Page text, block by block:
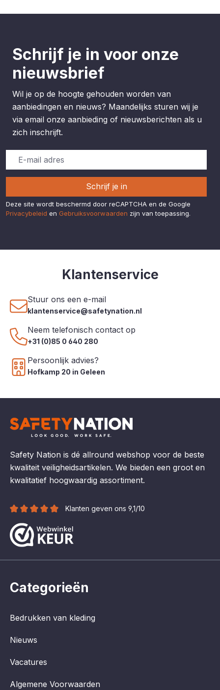
Schrijf je in voor onze
nieuwsbrief
Wil je op de hoogte gehouden worden van
aanbiedingen en nieuws? Maandelijks sturen wij je
via email onze aanbieding of nieuwsberichten als u
zich inschrijft.
Schrijf je in
Deze site wordt beschermd door reCAPTCHA en de Google
Privacybeleid en Gebruiksvoorwaarden zijn van toepassing.
Klantenservice
Stuur ons een e-mail
klantenservice@safetynation.nl
Neem telefonisch contact op
+31 (0)85 0 640 280
Persoonlijk advies?
Hofkamp 20 in Geleen
Safety Nation is dé allround webshop voor de beste
kwaliteit veiligheidsartikelen. We bieden een groot en
kwalitatief hoogwaardig assortiment.
Klanten geven ons 9,1/10
Categorieën
Bedrukken van kleding
Nieuws
Vacatures
Algemene Voorwaarden